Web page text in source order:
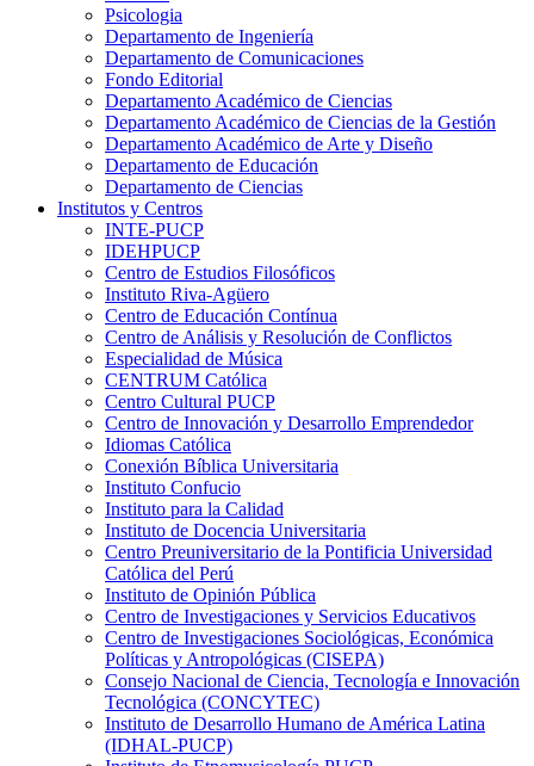
Psicologia
Departamento de Ingeniería
Departamento de Comunicaciones
Fondo Editorial
Departamento Académico de Ciencias
Departamento Académico de Ciencias de la Gestión
Departamento Académico de Arte y Diseño
Departamento de Educación
Departamento de Ciencias
Institutos y Centros
INTE-PUCP
IDEHPUCP
Centro de Estudios Filosóficos
Instituto Riva-Agüero
Centro de Educación Contínua
Centro de Análisis y Resolución de Conflictos
Especialidad de Música
CENTRUM Católica
Centro Cultural PUCP
Centro de Innovación y Desarrollo Emprendedor
Idiomas Católica
Conexión Bíblica Universitaria
Instituto Confucio
Instituto para la Calidad
Instituto de Docencia Universitaria
Centro Preuniversitario de la Pontificia Universidad
Católica del Perú
Instituto de Opinión Pública
Centro de Investigaciones y Servicios Educativos
Centro de Investigaciones Sociológicas, Económica
Políticas y Antropológicas (CISEPA)
Consejo Nacional de Ciencia, Tecnología e Innovación
Tecnológica (CONCYTEC)
Instituto de Desarrollo Humano de América Latina
(IDHAL-PUCP)